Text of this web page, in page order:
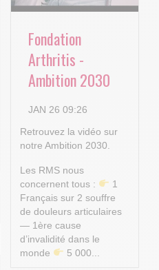
Fondation
Arthritis -
Ambition 2030
JAN 26 09:26
Retrouvez la vidéo sur
notre Ambition 2030.
Les RMS nous
concernent tous :
1
Français sur 2 souffre
de douleurs articulaires
— 1ère cause
d’invalidité dans le
monde
5 000...